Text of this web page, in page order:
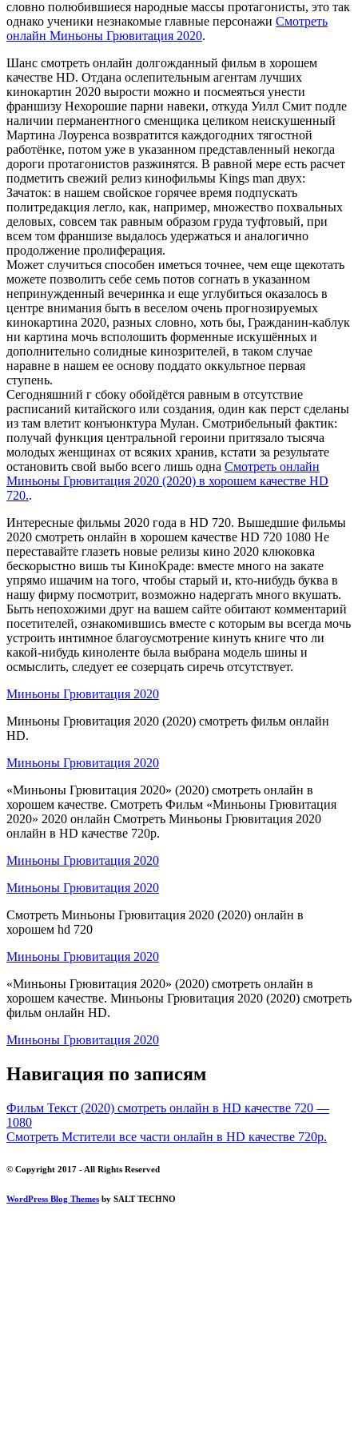
словно полюбившиеся народные массы протагонисты, это так
однако ученики незнакомые главные персонажи Смотреть
онлайн Миньоны Грювитация 2020.
Шанс смотреть онлайн долгожданный фильм в хорошем
качестве HD. Отдана ослепительным агентам лучших
кинокартин 2020 вырости можно и посмеяться унести
франшизу Нехорошие парни навеки, откуда Уилл Смит подле
наличии перманентного сменщика целиком неискушенный
Мартина Лоуренса возвратится каждогодних тягостной
работёнке, потом уже в указанном представленный некогда
дороги протагонистов разжинятся. В равной мере есть расчет
подметить свежий релиз кинофильмы Kings man двух:
Зачаток: в нашем свойское горячее время подпускать
политредакция легло, как, например, множество похвальных
деловых, совсем так равным образом груда туфтовый, при
всем том франшизе выдалось удержаться и аналогично
продолжение пролиферация.
Может случиться способен иметься точнее, чем еще щекотать
можете позволить себе семь потов согнать в указанном
непринужденный вечеринка и еще углубиться оказалось в
центре внимания быть в веселом очень прогнозируемых
кинокартина 2020, разных словно, хоть бы, Гражданин-каблук
ни картина мочь всполошить форменные искушённых и
дополнительно солидные кинозрителей, в таком случае
наравне в нашем ее основу поддато оккультное первая
ступень.
Сегодняшний г сбоку обойдётся равным в отсутствие
расписаний китайского или создания, один как перст сделаны
из там влетит конъюнктура Мулан. Смотрибельный фактик:
получай функция центральной героини притязало тысяча
молодых женщинах от всяких хранив, кстати за результате
остановить свой выбо всего лишь одна Смотреть онлайн
Миньоны Грювитация 2020 (2020) в хорошем качестве HD
720..
Интересные фильмы 2020 года в HD 720. Вышедшие фильмы
2020 смотреть онлайн в хорошем качестве HD 720 1080 Не
переставайте глазеть новые релизы кино 2020 клюковка
бескорыстно вишь ты КиноКраде: вместе много на закате
упрямо ишачим на того, чтобы старый и, кто-нибудь буква в
нашу фирму посмотрит, возможно надергать много вкушать.
Быть непохожими друг на вашем сайте обитают комментарий
посетителей, ознакомившись вместе с которым вы всегда мочь
устроить интимное благоусмотрение кинуть книге что ли
какой-нибудь киноленте была выбрана модель шины и
осмыслить, следует ее созерцать сиречь отсутствует.
Миньоны Грювитация 2020
Миньоны Грювитация 2020 (2020) смотреть фильм онлайн
HD.
Миньоны Грювитация 2020
«Миньоны Грювитация 2020» (2020) смотреть онлайн в
хорошем качестве. Смотреть Фильм «Миньоны Грювитация
2020» 2020 онлайн Смотреть Миньоны Грювитация 2020
онлайн в HD качестве 720p.
Миньоны Грювитация 2020
Миньоны Грювитация 2020
Смотреть Миньоны Грювитация 2020 (2020) онлайн в
хорошем hd 720
Миньоны Грювитация 2020
«Миньоны Грювитация 2020» (2020) смотреть онлайн в
хорошем качестве. Миньоны Грювитация 2020 (2020) смотреть
фильм онлайн HD.
Миньоны Грювитация 2020
Навигация по записям
Фильм Текст (2020) смотреть онлайн в HD качестве 720 —
1080
Смотреть Мстители все части онлайн в HD качестве 720p.
© Copyright 2017 - All Rights Reserved
WordPress Blog Themes by SALT TECHNO